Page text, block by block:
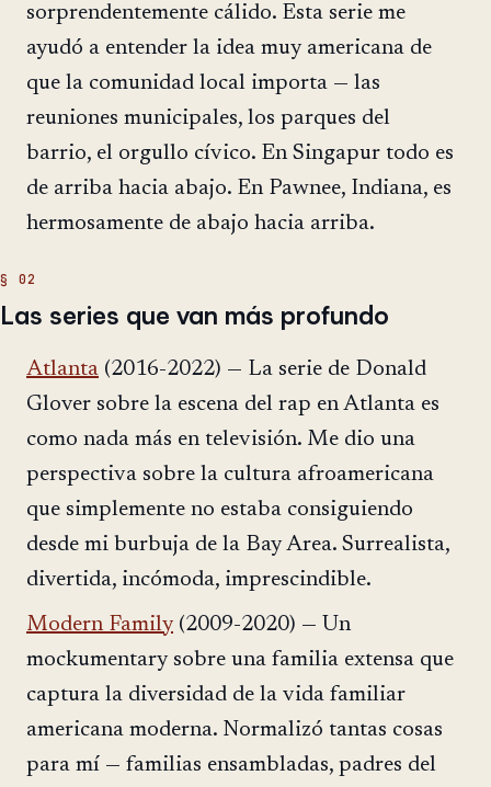
sorprendentemente cálido. Esta serie me
ayudó a entender la idea muy americana de
que la comunidad local importa — las
reuniones municipales, los parques del
barrio, el orgullo cívico. En Singapur todo es
de arriba hacia abajo. En Pawnee, Indiana, es
hermosamente de abajo hacia arriba.
Las series que van más profundo
Atlanta (2016-2022) — La serie de Donald
Glover sobre la escena del rap en Atlanta es
como nada más en televisión. Me dio una
perspectiva sobre la cultura afroamericana
que simplemente no estaba consiguiendo
desde mi burbuja de la Bay Area. Surrealista,
divertida, incómoda, imprescindible.
Modern Family (2009-2020) — Un
mockumentary sobre una familia extensa que
captura la diversidad de la vida familiar
americana moderna. Normalizó tantas cosas
para mí — familias ensambladas, padres del